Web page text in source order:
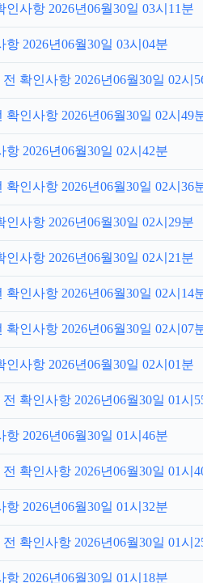
사항 2026년06월30일 03시11분
2026년06월30일 03시04분
확인사항 2026년06월30일 02시
인사항 2026년06월30일 02시49
2026년06월30일 02시42분
인사항 2026년06월30일 02시36
사항 2026년06월30일 02시29분
사항 2026년06월30일 02시21분
인사항 2026년06월30일 02시14
인사항 2026년06월30일 02시07
사항 2026년06월30일 02시01분
확인사항 2026년06월30일 01시
2026년06월30일 01시46분
확인사항 2026년06월30일 01시
2026년06월30일 01시32분
확인사항 2026년06월30일 01시
2026년06월30일 01시18분